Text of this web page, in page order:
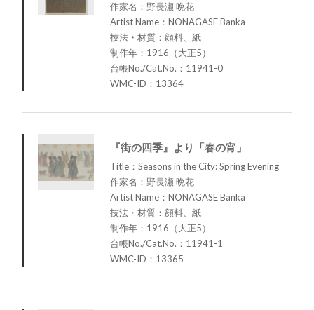
作家名：野長瀬 晩花
Artist Name：NONAGASE Banka
技法・材質：顔料、紙
制作年：1916（大正5）
台帳No./Cat.No.：11941-0
WMC-ID：13364
『街の四季』より「春の宵」
Title：Seasons in the City: Spring Evening
作家名：野長瀬 晩花
Artist Name：NONAGASE Banka
技法・材質：顔料、紙
制作年：1916（大正5）
台帳No./Cat.No.：11941-1
WMC-ID：13365